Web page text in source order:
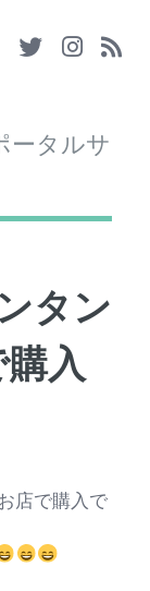
ータルサ
タン
入
店で購入で